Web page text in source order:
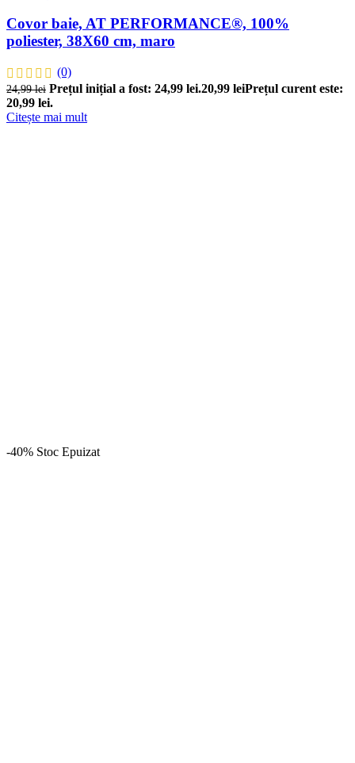
Covor baie, AT PERFORMANCE®, 100%
poliester, 38X60 cm, maro
(0)
24,99lei Prețul inițial a fost: 24,99 lei.20,99 leiPrețul curent este:
20,99 lei.
Citește mai mult
-40% Stoc Epuizat